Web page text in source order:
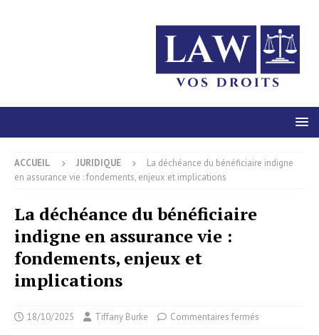
ACCUEIL JURIDIQUE
La déchéance du bénéficiaire indigne
en assurance vie : fondements, enjeux et implications
La déchéance du bénéficiaire
indigne en assurance vie :
fondements, enjeux et
implications
18/10/2025 Tiffany Burke Commentaires fermés